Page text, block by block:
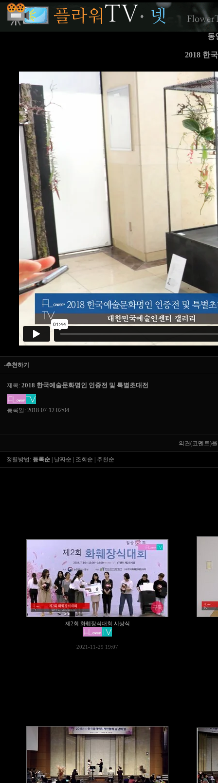
동
2018 한
-추천하기
제목: 2018 한국예술문화명인 인증전 및 특별초대전
등록일: 2018-07-12 02:04
의견(코멘트)
정렬방법: 등록순 날짜순 조회순 추천순
제2회 화훼장식대회 시상식
2021-11-29 19:07